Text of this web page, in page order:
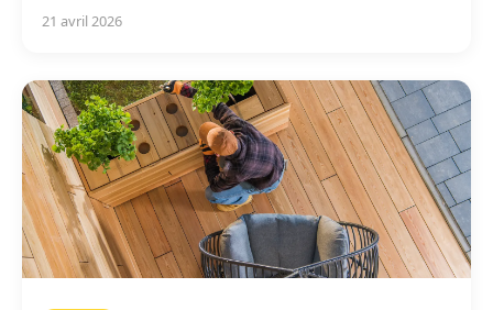
21 avril 2026